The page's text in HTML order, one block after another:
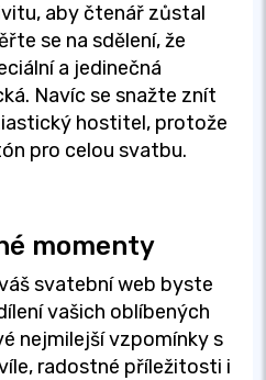
aby čtenář zůstal
se na sdělení, že
a jedinečná
Navíc se snažte znít
hostitel, protože
pro celou svatbu.
momenty
svatební web byste
vašich oblíbených
nejmilejší vzpomínky s
radostné příležitosti i